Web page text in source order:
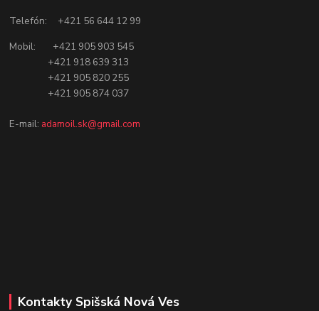
Telefón: +421 56 644 12 99
Mobil: +421 905 903 545
+421 918 639 313
+421 905 820 255
+421 905 874 037
E-mail: adamoil.sk@gmail.com
Kontakty Spišská Nová Ves